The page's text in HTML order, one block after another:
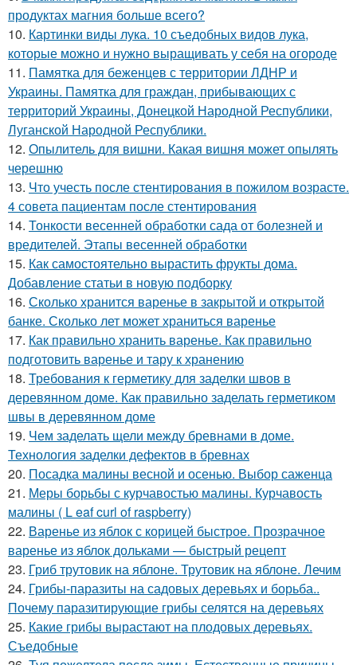
продуктах магния больше всего?
10. Картинки виды лука. 10 съедобных видов лука,
которые можно и нужно выращивать у себя на огороде
11. Памятка для беженцев с территории ЛДНР и
Украины. Памятка для граждан, прибывающих с
территорий Украины, Донецкой Народной Республики,
Луганской Народной Республики.
12. Опылитель для вишни. Какая вишня может опылять
черешню
13. Что учесть после стентирования в пожилом возрасте.
4 совета пациентам после стентирования
14. Тонкости весенней обработки сада от болезней и
вредителей. Этапы весенней обработки
15. Как самостоятельно вырастить фрукты дома.
Добавление статьи в новую подборку
16. Сколько хранится варенье в закрытой и открытой
банке. Сколько лет может храниться варенье
17. Как правильно хранить варенье. Как правильно
подготовить варенье и тару к хранению
18. Требования к герметику для заделки швов в
деревянном доме. Как правильно заделать герметиком
швы в деревянном доме
19. Чем заделать щели между бревнами в доме.
Технология заделки дефектов в бревнах
20. Посадка малины весной и осенью. Выбор саженца
21. Меры борьбы с курчавостью малины. Курчавость
малины ( L eaf curl of raspberry)
22. Варенье из яблок с корицей быстрое. Прозрачное
варенье из яблок дольками — быстрый рецепт
23. Гриб трутовик на яблоне. Трутовик на яблоне. Лечим
24. Грибы-паразиты на садовых деревьях и борьба..
Почему паразитирующие грибы селятся на деревьях
25. Какие грибы вырастают на плодовых деревьях.
Съедобные